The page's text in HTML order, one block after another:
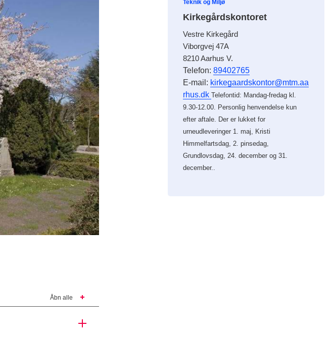
Åbn alle
Teknik og Miljø
Kirkegårdskontoret
Vestre Kirkegård
Viborgvej 47A
8210 Aarhus V.
Telefon:89402765
E-mail: kirkegaardskontor@mtm.aa
rhus.dkTelefontid: Mandag-fredag kl.
9.30-12.00. Personlig henvendelse kun
efter aftale. Der er lukket for
urneudleveringer 1. maj, Kristi
Himmelfartsdag, 2. pinsedag,
Grundlovsdag, 24. december og 31.
december..